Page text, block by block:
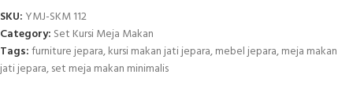
SKU: YMJ-SKM 112
Category: Set Kursi Meja Makan
Tags:furniture jepara,kursi makan jati jepara,mebel jepara,meja makan
jati jepara,set meja makan minimalis